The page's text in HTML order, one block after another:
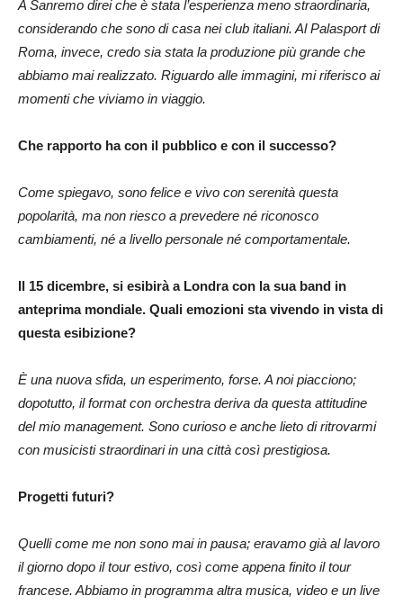
A Sanremo direi che è stata l’esperienza meno straordinaria,
considerando che sono di casa nei club italiani. Al Palasport di
Roma, invece, credo sia stata la produzione più grande che
abbiamo mai realizzato. Riguardo alle immagini, mi riferisco ai
momenti che viviamo in viaggio.
Che rapporto ha con il pubblico e con il successo?
Come spiegavo, sono felice e vivo con serenità questa
popolarità, ma non riesco a prevedere né riconosco
cambiamenti, né a livello personale né comportamentale.
Il 15 dicembre, si esibirà a Londra con la sua band in
anteprima mondiale. Quali emozioni sta vivendo in vista di
questa esibizione?
È una nuova sfida, un esperimento, forse. A noi piacciono;
dopotutto, il format con orchestra deriva da questa attitudine
del mio management. Sono curioso e anche lieto di ritrovarmi
con musicisti straordinari in una città così prestigiosa.
Progetti futuri?
Quelli come me non sono mai in pausa; eravamo già al lavoro
il giorno dopo il tour estivo, così come appena finito il tour
francese. Abbiamo in programma altra musica, video e un live